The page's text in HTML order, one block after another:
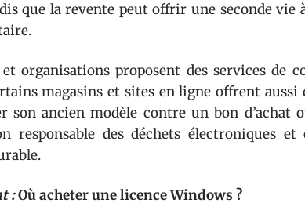
que la revente peut offrir une seconde vie
organisations proposent des services de
magasins et sites en ligne offrent aussi
son ancien modèle contre un bon d’achat
responsable des déchets électroniques
:Où acheter une licence Windows ?